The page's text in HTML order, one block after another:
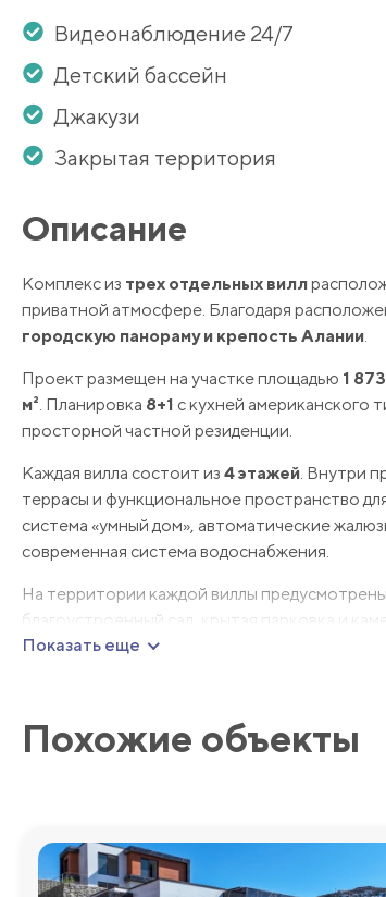
Видеонаблюдение 24/7
Детский бассейн
Джакузи
Закрытая территория
Описание
Комплекс из трех отдельных вилл
приватной атмосфере. Благодаря
городскую панораму и крепость Алании.
Проект размещен на участке площадью 1
м². Планировка 8+1 с кухней американского
просторной частной резиденции.
Каждая вилла состоит из 4 этажей. Внутри
террасы и функциональное пространство
система «умный дом», автоматические
современная система водоснабжения.
На территории каждой виллы
благоустроенный сад, крытая парковка и
Оставьте заявку, чтобы получить
Показать еще
Похожие объекты